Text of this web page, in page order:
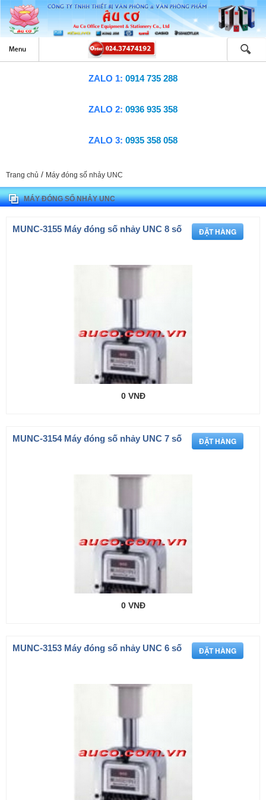
ZALO 1: 0914 735 288
ZALO 2: 0936 935 358
ZALO 3: 0935 358 058
Trang chủ / Máy đóng số nhảy UNC
MÁY ĐÓNG SỐ NHẢY UNC
MUNC-3155 Máy đóng số nhảy UNC 8 số
0 VNĐ
MUNC-3154 Máy đóng số nhảy UNC 7 số
0 VNĐ
MUNC-3153 Máy đóng số nhảy UNC 6 số